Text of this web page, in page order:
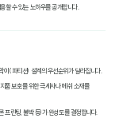
할 수 있는 노하우를 공개합니다.
이(파티션) 설계의 우선순위가 달라집니다.
품 보호를 위한 극세사나 메쉬 소재를
프린팅, 불박 등)가 완성도를 결정합니다.